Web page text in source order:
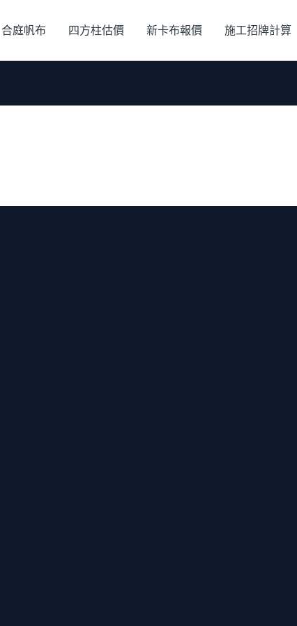
合庭帆布 四方柱估價 新卡布報價 施工招牌計算